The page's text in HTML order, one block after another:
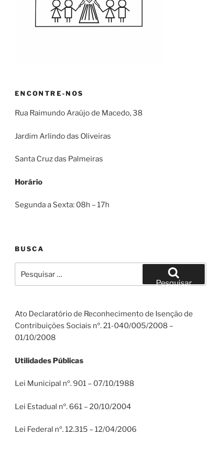
ENCONTRE-NOS
Rua Raimundo Araújo de Macedo, 38
Jardim Arlindo das Oliveiras
Santa Cruz das Palmeiras
Horário
Segunda a Sexta: 08h – 17h
BUSCA
por:
Pesquisar
Ato Declaratório de Reconhecimento de Isenção de
Contribuições Sociais nº. 21-040/005/2008 –
01/10/2008
Utilidades Públicas
Lei Municipal nº. 901 – 07/10/1988
Lei Estadual nº. 661 – 20/10/2004
Lei Federal nº. 12.315 – 12/04/2006